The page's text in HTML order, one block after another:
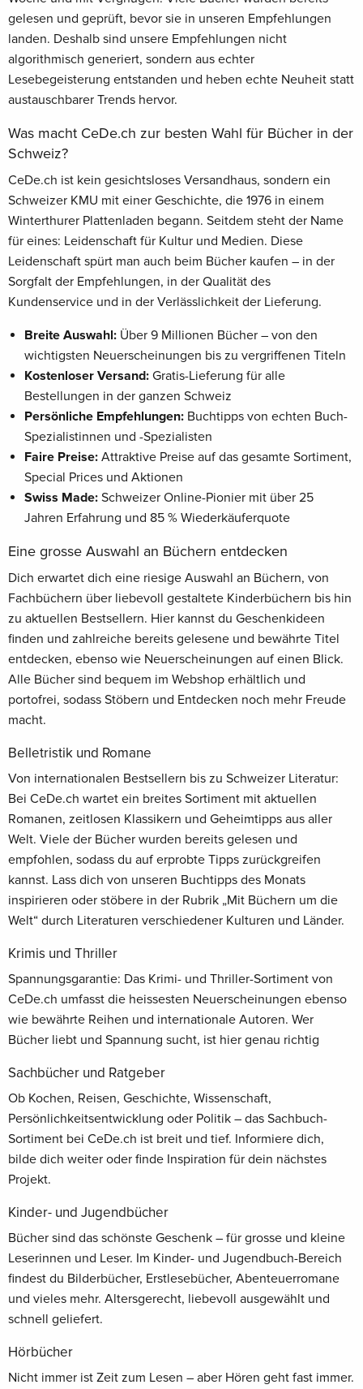
gelesen und geprüft, bevor sie in unseren Empfehlungen
landen. Deshalb sind unsere Empfehlungen nicht
algorithmisch generiert, sondern aus echter
Lesebegeisterung entstanden und heben echte Neuheit statt
austauschbarer Trends hervor.
Was macht CeDe.ch zur besten Wahl für Bücher in der
Schweiz?
CeDe.ch ist kein gesichtsloses Versandhaus, sondern ein
Schweizer KMU mit einer Geschichte, die 1976 in einem
Winterthurer Plattenladen begann. Seitdem steht der Name
für eines: Leidenschaft für Kultur und Medien. Diese
Leidenschaft spürt man auch beim Bücher kaufen – in der
Sorgfalt der Empfehlungen, in der Qualität des
Kundenservice und in der Verlässlichkeit der Lieferung.
Breite Auswahl: Über 9 Millionen Bücher – von den
wichtigsten Neuerscheinungen bis zu vergriffenen Titeln
Kostenloser Versand: Gratis-Lieferung für alle
Bestellungen in der ganzen Schweiz
Persönliche Empfehlungen: Buchtipps von echten Buch-
Spezialistinnen und -Spezialisten
Faire Preise: Attraktive Preise auf das gesamte Sortiment,
Special Prices und Aktionen
Swiss Made: Schweizer Online-Pionier mit über 25
Jahren Erfahrung und 85 % Wiederkäuferquote
Eine grosse Auswahl an Büchern entdecken
Dich erwartet dich eine riesige Auswahl an Büchern, von
Fachbüchern über liebevoll gestaltete Kinderbüchern bis hin
zu aktuellen Bestsellern. Hier kannst du Geschenkideen
finden und zahlreiche bereits gelesene und bewährte Titel
entdecken, ebenso wie Neuerscheinungen auf einen Blick.
Alle Bücher sind bequem im Webshop erhältlich und
portofrei, sodass Stöbern und Entdecken noch mehr Freude
macht.
Belletristik und Romane
Von internationalen Bestsellern bis zu Schweizer Literatur:
Bei CeDe.ch wartet ein breites Sortiment mit aktuellen
Romanen, zeitlosen Klassikern und Geheimtipps aus aller
Welt. Viele der Bücher wurden bereits gelesen und
empfohlen, sodass du auf erprobte Tipps zurückgreifen
kannst. Lass dich von unseren Buchtipps des Monats
inspirieren oder stöbere in der Rubrik „Mit Büchern um die
Welt“ durch Literaturen verschiedener Kulturen und Länder.
Krimis und Thriller
Spannungsgarantie: Das Krimi- und Thriller-Sortiment von
CeDe.ch umfasst die heissesten Neuerscheinungen ebenso
wie bewährte Reihen und internationale Autoren. Wer
Bücher liebt und Spannung sucht, ist hier genau richtig
Sachbücher und Ratgeber
Ob Kochen, Reisen, Geschichte, Wissenschaft,
Persönlichkeitsentwicklung oder Politik – das Sachbuch-
Sortiment bei CeDe.ch ist breit und tief. Informiere dich,
bilde dich weiter oder finde Inspiration für dein nächstes
Projekt.
Kinder- und Jugendbücher
Bücher sind das schönste Geschenk – für grosse und kleine
Leserinnen und Leser. Im Kinder- und Jugendbuch-Bereich
findest du Bilderbücher, Erstlesebücher, Abenteuerromane
und vieles mehr. Altersgerecht, liebevoll ausgewählt und
schnell geliefert.
Hörbücher
Nicht immer ist Zeit zum Lesen – aber Hören geht fast immer.